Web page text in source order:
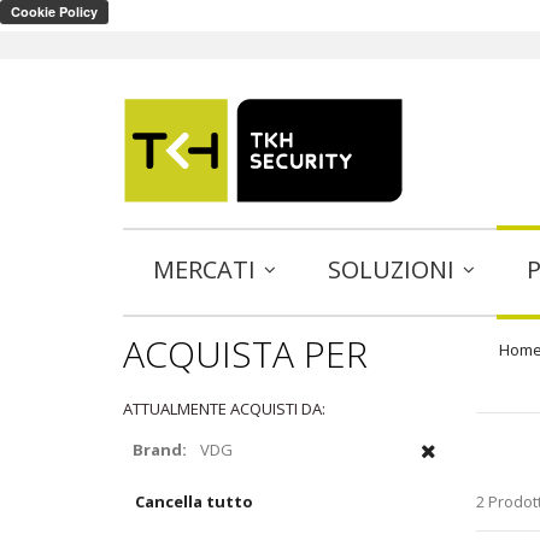
MERCATI SOLUZIONI
Home
2
ACQUISTA PER
ATTUALMENTE ACQUISTI DA:
Brand:
VDG
Cancella tutto